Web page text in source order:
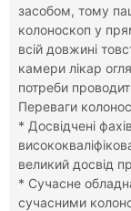
засобом, тому
колоноскоп у
всій довжині
камери лікар
потреби
Переваги
* Досвідчені
великий досвід
* Сучасне
сучасними